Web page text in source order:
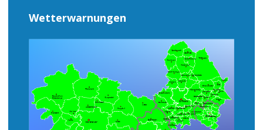
Wetterwarnungen